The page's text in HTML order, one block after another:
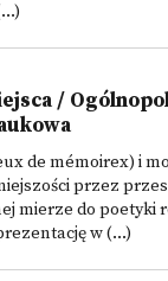
/
de mémoirex) i
przez
mierze do poetyki
w (...)